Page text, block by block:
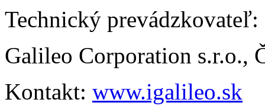
Technický prevádzkovateľ:
Galileo Corporation s.r.o.,
Kontakt: www.igalileo.sk